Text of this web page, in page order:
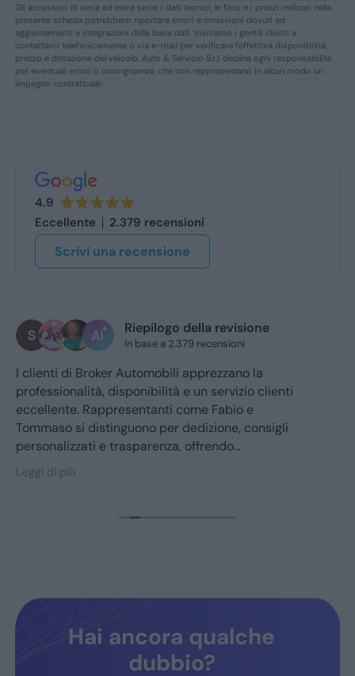
Gli accessori di serie ed extra serie, i dati tecnici, le foto e i prezzi indicati nella
presente scheda potrebbero riportare errori e omissioni dovuti ad
aggiornamenti e integrazioni della base dati. Invitiamo i gentili clienti a
contattarci telefonicamente o via e-mail per verificare l’effettiva disponibilità,
prezzo e dotazione del veicolo. Auto & Servizio S.r.l. declina ogni responsabilità
per eventuali errori o incongruenze, che non reppresentano in alcun modo un
impegno contrattuale.
4.9
Eccellente
2.379 recensioni
Scrivi una recensione
stefano de benedetto
oggi
Grazie mille a Daniele e luca... gentilissimi e
professionali...grazie👍
Hai ancora qualche
dubbio?